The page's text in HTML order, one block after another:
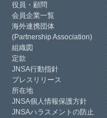
役員・顧問
会員企業一覧
海外連携団体
(Partnership Association)
組織図
定款
JNSA行動指針
プレスリリース
所在地
JNSA個人情報保護方針
JNSAハラスメントの防止